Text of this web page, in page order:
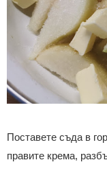
Поставете съда в
правите крема,